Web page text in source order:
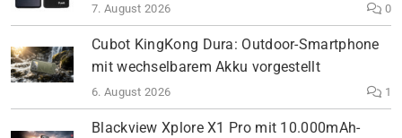
7. August 2026 0
Cubot KingKong Dura: Outdoor-Smartphone
mit wechselbarem Akku vorgestellt
6. August 2026 1
Blackview Xplore X1 Pro mit 10.000mAh-